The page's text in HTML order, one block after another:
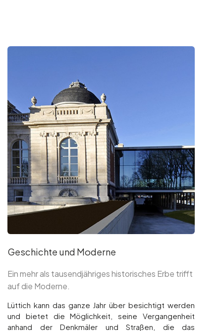
Geschichte und Moderne
Ein mehr als tausendjähriges historisches Erbe trifft
auf die Moderne.
Lüttich kann das ganze Jahr über besichtigt werden
und bietet die Möglichkeit, seine Vergangenheit
anhand der Denkmäler und Straßen, die das